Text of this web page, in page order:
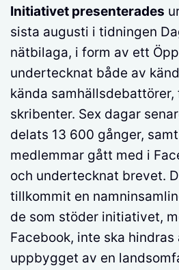
Initiativet presenterades
sista augusti i tidningen
nätbilaga, i form av ett
undertecknat både av
kända samhällsdebattörer,
skribenter. Sex dagar
delats 13 600 gånger,
medlemmar gått med i
och undertecknat brevet.
tillkommit en
de som stöder initiativet,
Facebook, inte ska
uppbygget av en